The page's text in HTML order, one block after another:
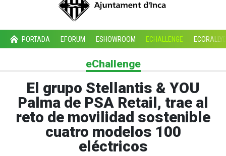
PORTADA EFORUM ESHOWROOM ECHALLENGE
eChallenge
El grupo Stellantis & YOU
Palma de PSA Retail, trae al
reto de movilidad sostenible
cuatro modelos 100
eléctricos